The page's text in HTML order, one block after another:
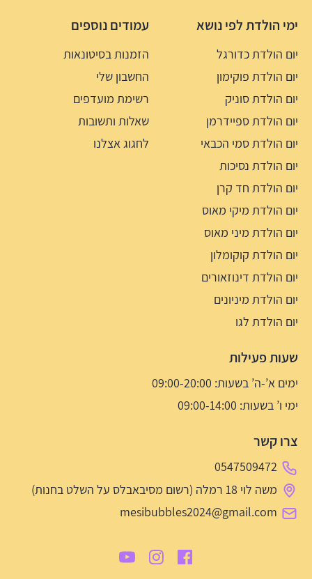
ימי הולדת לפי נושא
יום הולדת כדורגל
יום הולדת פוקימון
יום הולדת סוניק
יום הולדת ספיידרמן
יום הולדת סמי הכבאי
יום הולדת נסיכות
יום הולדת חד קרן
יום הולדת מיקי מאוס
יום הולדת מיני מאוס
יום הולדת קוקומלון
יום הולדת דינוזאורים
יום הולדת מיניונים
יום הולדת לגו
עמודים נוספים
הזמנות בסיטונאות
החשבון שלי
רשימת מועדפים
שאלות ותשובות
לחגוג אצלנו
שעות פעילות
ימים א’-ה’ בשעות: 09:00-20:00
ימי ו’ בשעות: 09:00-14:00
צרו קשר
0547509472
משה לוי 18 רמלה (רשום מסיבאבלס על השלט בחנות)
mesibubbles2024@gmail.com